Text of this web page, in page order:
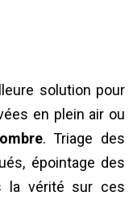
solution pour
en plein air ou
. Triage des
épointage des
la vérité sur ces